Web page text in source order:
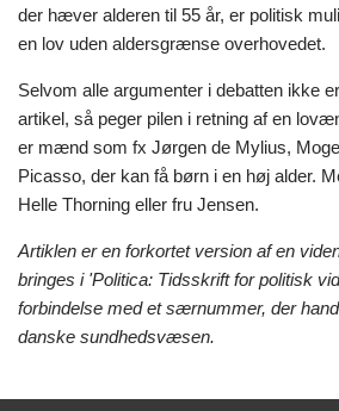
der hæver alderen til 55 år, er politisk
en lov uden aldersgrænse overhovedet.
Selvom alle argumenter i debatten ikke
artikel, så peger pilen i retning af en
er mænd som fx Jørgen de Mylius,
Picasso, der kan få børn i en høj alder.
Helle Thorning eller fru Jensen.
Artiklen er en forkortet version af en
bringes i 'Politica: Tidsskrift for politisk
forbindelse med et særnummer, der
danske sundhedsvæsen.